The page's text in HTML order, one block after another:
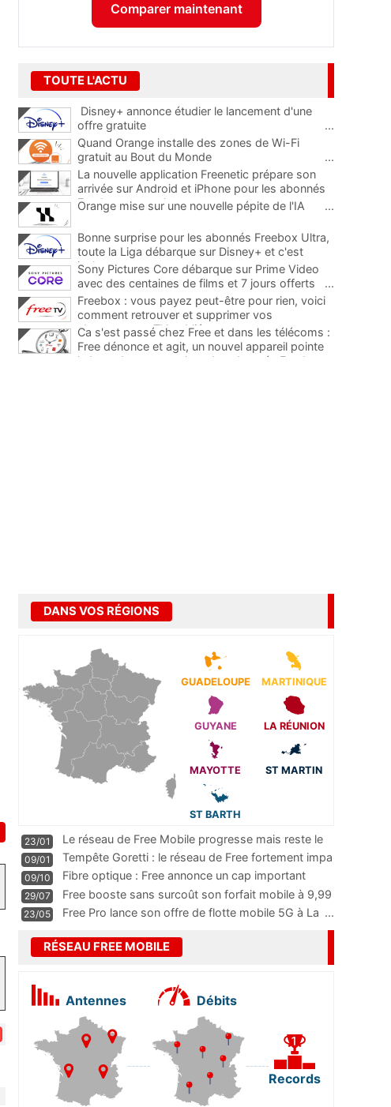
Comparer maintenant
TOUTE L'ACTU
Disney+ annonce étudier le lancement d'une
offre gratuite
...
Quand Orange installe des zones de Wi-Fi
gratuit au Bout du Monde
...
La nouvelle application Freenetic prépare son
arrivée sur Android et iPhone pour les abonnés
Freebox, testez la
Orange mise sur une nouvelle pépite de l'IA ...
Bonne surprise pour les abonnés Freebox Ultra,
toute la Liga débarque sur Disney+ et c'est
inclus
Sony Pictures Core débarque sur Prime Video
avec des centaines de films et 7 jours offerts
...
Freebox : vous payez peut-être pour rien, voici
comment retrouver et supprimer vos
abonnements TV oubliés
...
Ca s'est passé chez Free et dans les télécoms :
Free dénonce et agit, un nouvel appareil pointe
le bout de son nez chez des abonnés Freebox...
DANS VOS RÉGIONS
GUADELOUPE MARTINIQUE
GUYANE LA RÉUNION
MAYOTTE ST MARTIN
ST BARTH
23/01
Le réseau de Free Mobile progresse mais reste le
m
...
09/01
Tempête Goretti : le réseau de Free fortement impa
09/10
Fibre optique : Free annonce un cap important
pass
...
29/07
Free booste sans surcoût son forfait mobile à 9,99
23/05 Free Pro lance son offre de flotte mobile 5G à La ...
RÉSEAU FREE MOBILE
Antennes Débits
Records